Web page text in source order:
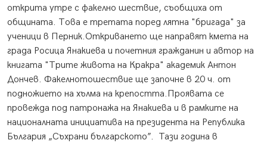
открита утре с факелно шествие, съобщиха от
общината. Това е третата поред лятна "бригада" за
ученици в Перник.Откриването ще направят кмета на
града Росица Янакиева и почетния гражданин и автор на
книгата "Трите живота на Кракра" академик Антон
Дончев. Факелнотошествие ще започне в 20 ч. от
подножието на хълма на крепостта.Проявата се
провежда под патронажа на Янакиева и в рамките на
националната инициатива на президента на Република
България „Съхрани българското”. Тази година в